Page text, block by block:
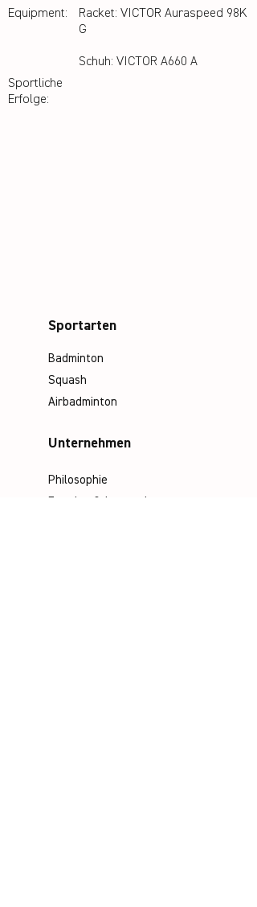
Equipment:
Sportliche
Erfolge:
Racket: VICTOR Auraspeed 98K
G
Schuh: VICTOR A660 A
Badminton
Squash
Airbadminton
Sportarten
Philosophie
Unternehmen